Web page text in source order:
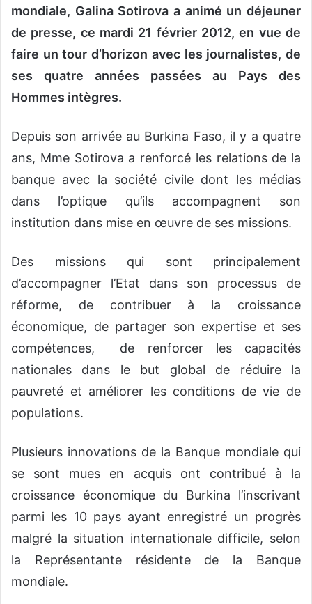
mondiale, Galina Sotirova a animé un déjeuner
de presse, ce mardi 21 février 2012, en vue de
faire un tour d’horizon avec les journalistes, de
ses quatre années passées au Pays des
Hommes intègres.
Depuis son arrivée au Burkina Faso, il y a quatre
ans, Mme Sotirova a renforcé les relations de la
banque avec la société civile dont les médias
dans l’optique qu’ils accompagnent son
institution dans mise en œuvre de ses missions.
Des missions qui sont principalement
d’accompagner l’Etat dans son processus de
réforme, de contribuer à la croissance
économique, de partager son expertise et ses
compétences, de renforcer les capacités
nationales dans le but global de réduire la
pauvreté et améliorer les conditions de vie de
populations.
Plusieurs innovations de la Banque mondiale qui
se sont mues en acquis ont contribué à la
croissance économique du Burkina l’inscrivant
parmi les 10 pays ayant enregistré un progrès
malgré la situation internationale difficile, selon
la Représentante résidente de la Banque
mondiale.